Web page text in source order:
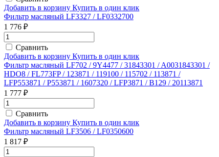
Добавить в корзину Купить в один клик
Фильтр масляный LF3327 / LF0332700
1 776 ₽
Сравнить
Добавить в корзину Купить в один клик
Фильтр масляный LF702 / 9Y4477 / 31843301 / A0031843301 /
HDO8 / FL773FP / 123871 / 119100 / 115702 / 113871 /
LFP553871 / P553871 / 1607320 / LFP3871 / B129 / 20113871
1 777 ₽
Сравнить
Добавить в корзину Купить в один клик
Фильтр масляный LF3506 / LF0350600
1 817 ₽